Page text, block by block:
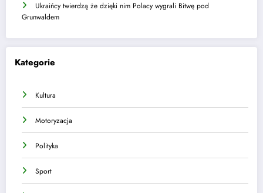
Ukraińcy twierdzą że dzięki nim Polacy wygrali Bitwę pod
Grunwaldem
Kategorie
Kultura
Motoryzacja
Polityka
Sport